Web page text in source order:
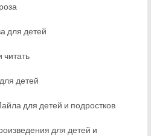
для детей
читать
детей
для детей и подростков
для детей и